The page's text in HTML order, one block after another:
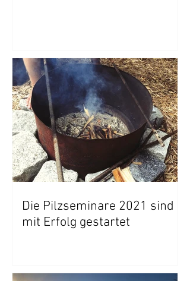
Die Pilzseminare 2021 sind
mit Erfolg gestartet